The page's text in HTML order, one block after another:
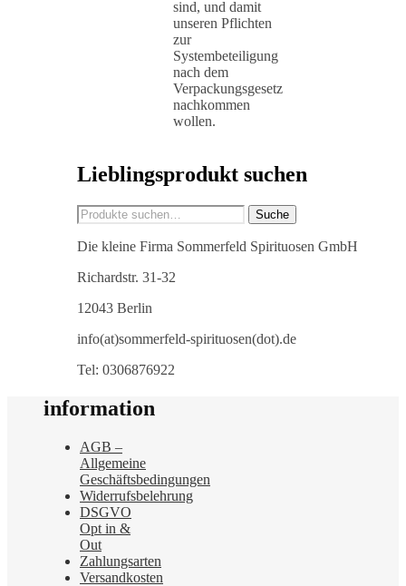
sind, und damit
unseren Pflichten
zur
Systembeteiligung
nach dem
Verpackungsgesetz
nachkommen
wollen.
Lieblingsprodukt suchen
Suche
nach:
Suche
Die kleine Firma Sommerfeld Spirituosen GmbH
Richardstr. 31-32
12043 Berlin
info(at)sommerfeld-spirituosen(dot).de
Tel: 0306876922
information
AGB –
Allgemeine
Geschäftsbedingungen
Widerrufsbelehrung
DSGVO
Opt in &
Out
Zahlungsarten
Versandkosten